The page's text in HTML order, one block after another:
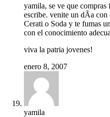
yamila, se ve que
escribe. venite un dÃ­a
Cerati o Soda y te fumas
con el conocimiento
viva la patria jovenes!
enero 8, 2007
yamila